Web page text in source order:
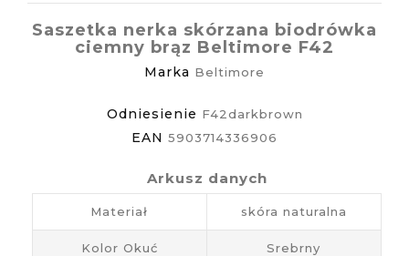
Saszetka nerka skórzana biodrówka
ciemny brąz Beltimore F42
Marka Beltimore
Odniesienie F42darkbrown
EAN 5903714336906
Arkusz danych
Materiał skóra naturalna
Kolor Okuć Srebrny